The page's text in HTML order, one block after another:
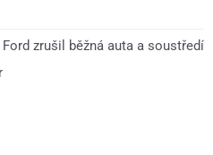
Ford zrušil běžná auta a soustředí